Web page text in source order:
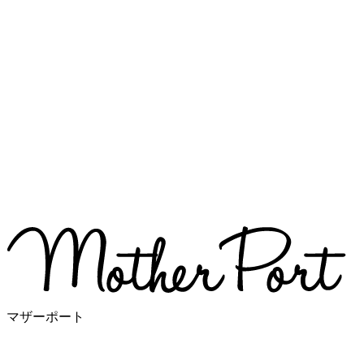
マザーポート